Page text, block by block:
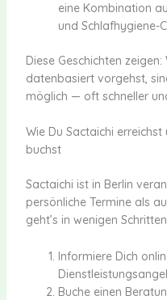
eine Kombination
und Schlafhygiene-
Diese Geschichten
datenbasiert vorgehst,
möglich — oft schneller
Wie Du Sactaichi
buchst
Sactaichi ist in Berlin
persönliche Termine als
geht’s in wenigen
Informiere Dich
Buche einen